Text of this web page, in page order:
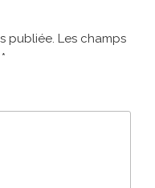
publiée. Les champs
*